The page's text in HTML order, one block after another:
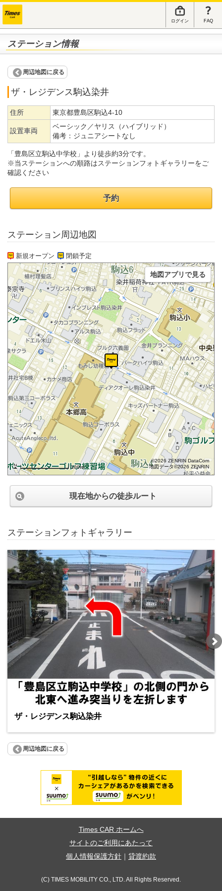
ログイン FAQ
ステーション情報
周辺地図に戻る
ザ・レジデンス駒込染井
住所 東京都豊島区駒込4-10
設置車両
ベーシック／ヤリス（ハイブリッド）
備考： ジュニアシートなし
「豊島区立駒込中学校」より徒歩約3分です。
※当ステーションへの順路はステーションフォトギャラリーをご
確認ください
予約
ステーション周辺地図
新規オープン 閉鎖予定
100m
©2026 ZENRIN DataCom
地図データ©2026 ZENRIN
地図アプリで見る
現在地からの徒歩ルート
ステーションフォトギャラリー
ザ・レジデンス駒込染井
周辺地図に戻る
Times CAR ホームへ
サイトのご利用にあたって
個人情報保護方針
貸渡約款
(C) TIMES MOBILITY CO., LTD. All Rights Reserved.